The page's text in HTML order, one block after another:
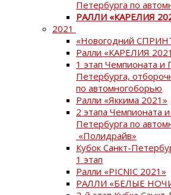
Петербурга по
РАЛЛИ «КАРЕЛИЯ
2021
«Новогодний
Ралли «КАРЕЛИЯ
1 этап Чемпионата и
Петербурга,
по автомногоборью
Ралли «Яккима 2021»
2 этапа Чемпионата
Петербурга по
«Полидрайв»
Кубок Санкт-
1 этап
Ралли «PICNIC 2021»
РАЛЛИ «БЕЛЫЕ